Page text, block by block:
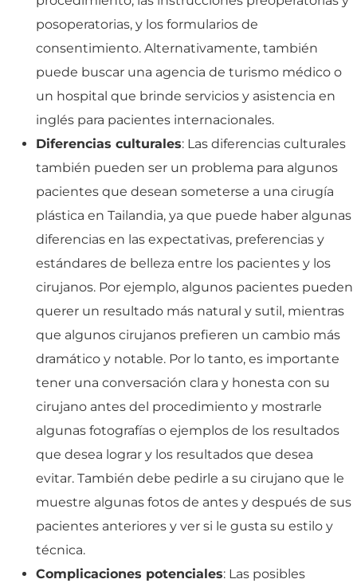
posoperatorias, y los formularios de
consentimiento. Alternativamente, también
puede buscar una agencia de turismo médico o
un hospital que brinde servicios y asistencia en
inglés para pacientes internacionales.
Diferencias culturales: Las diferencias culturales
también pueden ser un problema para algunos
pacientes que desean someterse a una cirugía
plástica en Tailandia, ya que puede haber algunas
diferencias en las expectativas, preferencias y
estándares de belleza entre los pacientes y los
cirujanos. Por ejemplo, algunos pacientes pueden
querer un resultado más natural y sutil, mientras
que algunos cirujanos prefieren un cambio más
dramático y notable. Por lo tanto, es importante
tener una conversación clara y honesta con su
cirujano antes del procedimiento y mostrarle
algunas fotografías o ejemplos de los resultados
que desea lograr y los resultados que desea
evitar. También debe pedirle a su cirujano que le
muestre algunas fotos de antes y después de sus
pacientes anteriores y ver si le gusta su estilo y
técnica.
Complicaciones potenciales: Las posibles